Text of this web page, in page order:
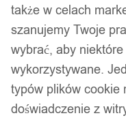
także w celach
szanujemy Twoje
wybrać, aby
wykorzystywane.
typów plików cookie
doświadczenie z